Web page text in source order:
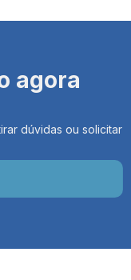
agora
dúvidas ou solicitar